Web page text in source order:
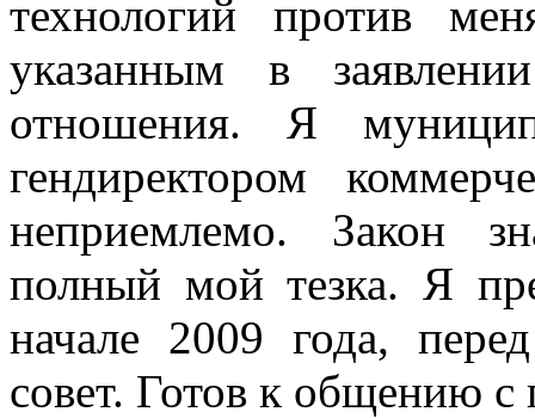
технологий против
указанным в
отношения. Я
гендиректором
неприемлемо. Закон
полный мой тезка. Я
начале 2009 года,
совет. Готов к общению с